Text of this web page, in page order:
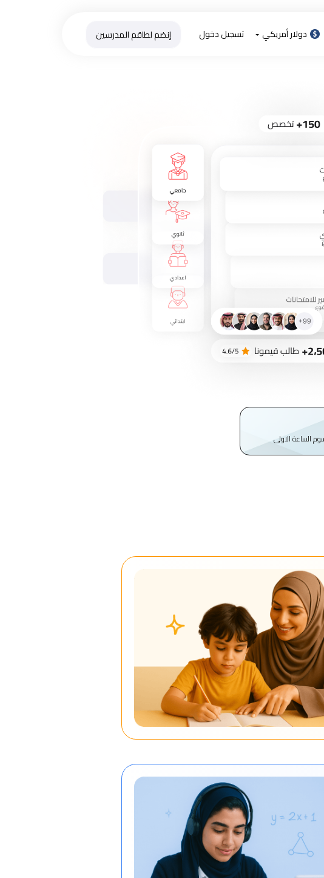
دولار أمريكي تسجيل دخول إنضم لطاقم المدرسين